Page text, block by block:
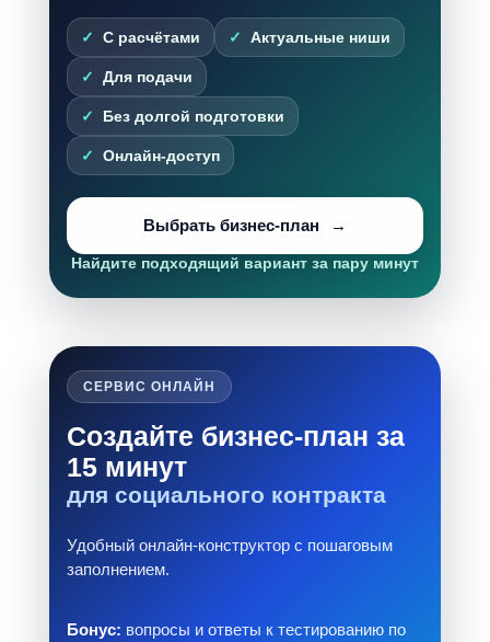
С расчётами Актуальные ниши
Для подачи
Без долгой подготовки
Онлайн-доступ
Выбрать бизнес-план
Найдите подходящий вариант за пару минут
СЕРВИС ОНЛАЙН
Создайте бизнес-план за
15 минут
для социального контракта
Удобный онлайн-конструктор с пошаговым
заполнением.
Бонус: вопросы и ответы к тестированию по